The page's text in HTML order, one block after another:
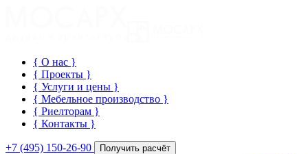
{ О нас }
{ Проекты }
{ Услуги и цены }
{ Мебельное производство }
{ Риелторам }
{ Контакты }
+7 (495) 150-26-90 Получить расчёт